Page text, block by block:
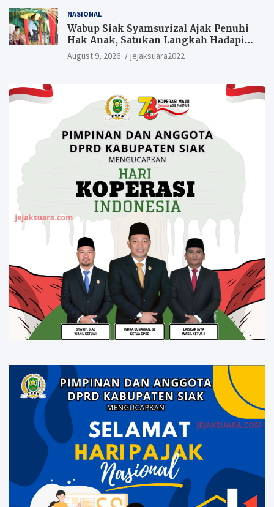
NASIONAL
Wabup Siak Syamsurizal Ajak Penuhi
Hak Anak, Satukan Langkah Hadapi
Tantangan Daerah
August 9, 2026 jejaksuara2022